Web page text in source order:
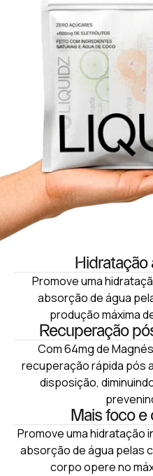
Hidratação
Promove uma
absorção de água
produção máxima
Recuperação
Com 64mg de
recuperação rápida pós
disposição,
Mais foco
Promove uma hidratação
absorção de água pelas
corpo opere no